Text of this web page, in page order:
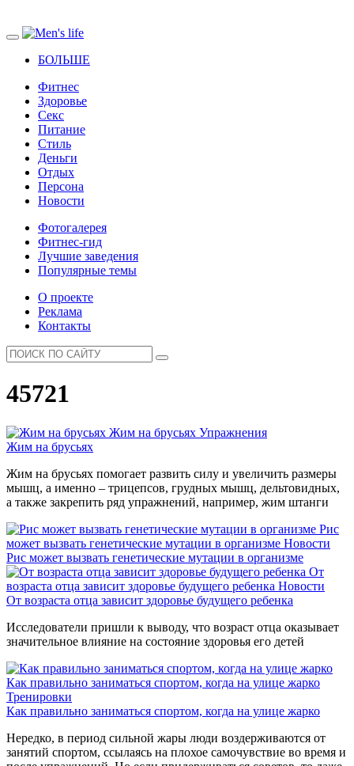
БОЛЬШЕ
Фитнес
Здоровье
Секс
Питание
Стиль
Деньги
Отдых
Персона
Новости
Фотогалерея
Фитнес-гид
Лучшие заведения
Популярные темы
О проекте
Реклама
Контакты
45721
Жим на брусьях Упражнения
Жим на брусьях
Жим на брусьях помогает развить силу и увеличить размеры
мышц, а именно – трицепсов, грудных мышц, дельтовидных,
а также закрепить ряд упражнений, например, жим штанги
Рис
может вызвать генетические мутации в организме Новости
Рис может вызвать генетические мутации в организме
От
возраста отца зависит здоровье будущего ребенка Новости
От возраста отца зависит здоровье будущего ребенка
Исследователи пришли к выводу, что возраст отца оказывает
значительное влияние на состояние здоровья его детей
Как правильно заниматься спортом, когда на улице жарко
Тренировки
Как правильно заниматься спортом, когда на улице жарко
Нередко, в период сильной жары люди воздерживаются от
занятий спортом, ссылаясь на плохое самочувствие во время и